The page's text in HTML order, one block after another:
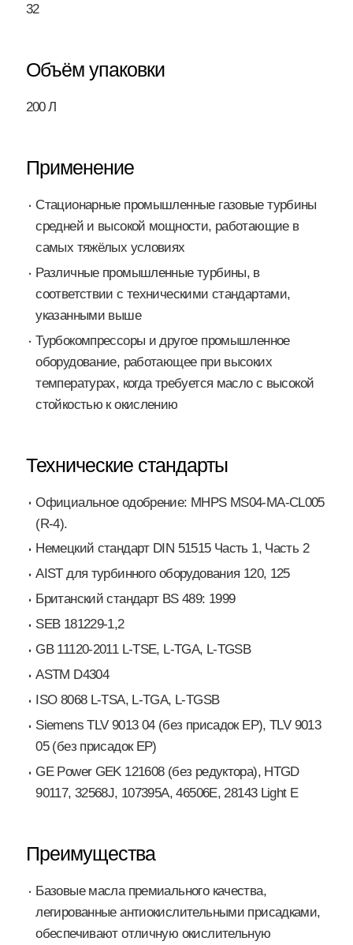
32
Объём упаковки
200 Л
Применение
Стационарные промышленные газовые турбины
средней и высокой мощности, работающие в
самых тяжёлых условиях
Различные промышленные турбины, в
соответствии с техническими стандартами,
указанными выше
Турбокомпрессоры и другое промышленное
оборудование, работающее при высоких
температурах, когда требуется масло с высокой
стойкостью к окислению
Технические стандарты
Официальное одобрение: MHPS MS04-MA-CL005
(R-4).
Немецкий стандарт DIN 51515 Часть 1, Часть 2
AIST для турбинного оборудования 120, 125
Британский стандарт BS 489: 1999
SEB 181229-1,2
GB 11120-2011 L-TSE, L-TGA, L-TGSB
ASTM D4304
ISO 8068 L-TSA, L-TGA, L-TGSB
Siemens TLV 9013 04 (без присадок EP), TLV 9013
05 (без присадок EP)
GE Power GEK 121608 (без редуктора), HTGD
90117, 32568J, 107395A, 46506E, 28143 Light E
Преимущества
Базовые масла премиального качества,
легированные антиокислительными присадками,
обеспечивают отличную окислительную